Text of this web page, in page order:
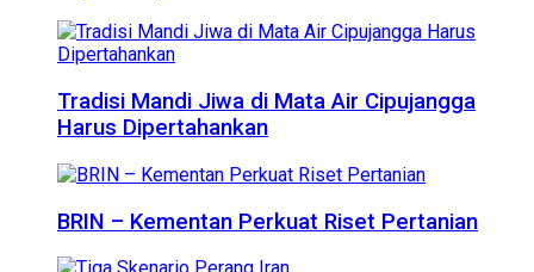
Tradisi Mandi Jiwa di Mata Air Cipujangga
Harus Dipertahankan
BRIN – Kementan Perkuat Riset Pertanian